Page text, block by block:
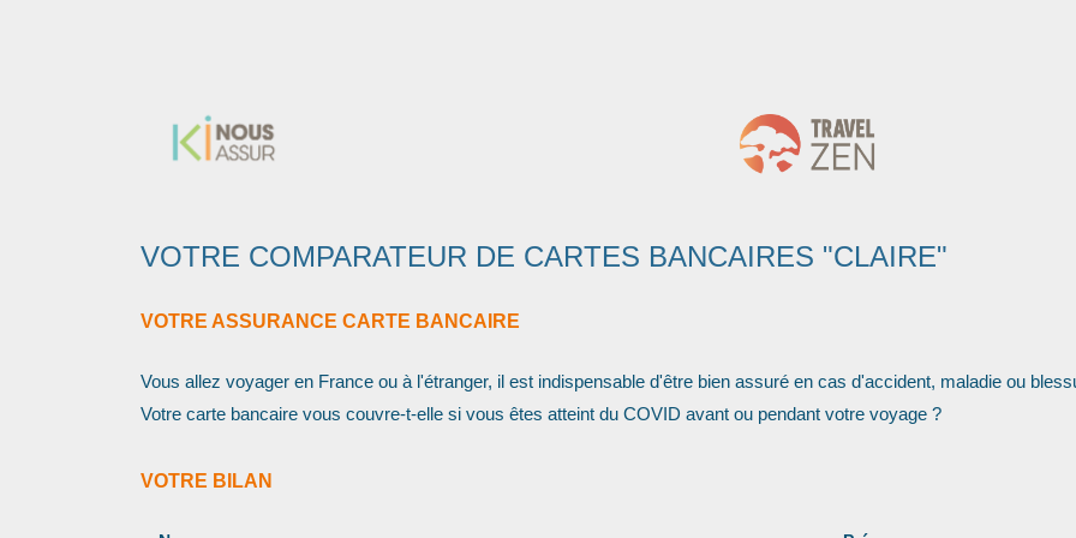
VOTRE COMPARATEUR DE CARTES BANCAIRES "CLAIRE"
VOTRE ASSURANCE CARTE BANCAIRE
Vous allez voyager en France ou à l'étranger, il est indispensable d'être bien assuré en cas d'accident, maladie ou
Votre carte bancaire vous couvre-t-elle si vous êtes atteint du COVID avant ou pendant votre voyage ?
VOTRE BILAN